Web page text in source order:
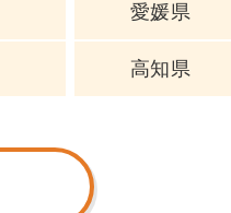
愛媛県
高知県